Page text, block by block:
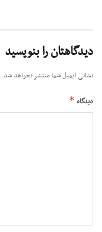
دیدگاهتان را بنویسید
نشانی ایمیل شما منتشر نخواهد شد.
دیدگاه *